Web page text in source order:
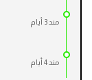
مند 3 أيام
مند 4 أيام